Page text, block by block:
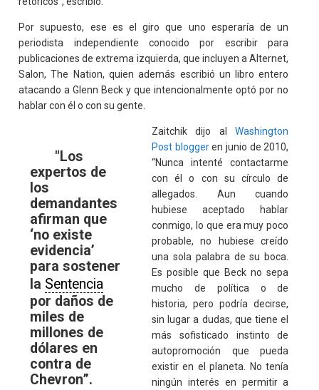
Por supuesto, ese es el giro que uno esperaría de un
periodista independiente conocido por escribir para
publicaciones de extrema izquierda, que incluyen a Alternet,
Salon, The Nation, quien además escribió un libro entero
atacando a Glenn Beck y que intencionalmente optó por no
hablar con él o con su gente.
"Los
expertos de
los
demandantes
afirman que
‘no existe
evidencia’
para sostener
la Sentencia
por daños de
miles de
millones de
dólares en
contra de
Chevron”.
Zaitchik dijo alWashington
Post bloggeren junio de 2010,
“Nunca intenté contactarme
con él o con su círculo de
allegados. Aun cuando
hubiese aceptado hablar
conmigo, lo que era muy poco
probable, no hubiese creído
una sola palabra de su boca.
Es posible que Beck no sepa
mucho de política o de
historia, pero podría decirse,
sin lugar a dudas, que tiene el
más sofisticado instinto de
autopromoción que pueda
existir en el planeta. No tenía
ningún interés en permitir a